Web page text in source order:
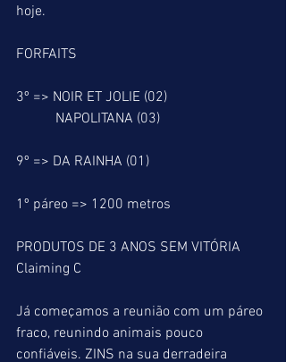
hoje.
FORFAITS
3º => NOIR ET JOLIE (02)
           NAPOLITANA (03)
9º => DA RAINHA (01)
1º páreo => 1200 metros
PRODUTOS DE 3 ANOS SEM VITÓRIA
Claiming C
Já começamos a reunião com um páreo
fraco, reunindo animais pouco
confiáveis. ZINS na sua derradeira